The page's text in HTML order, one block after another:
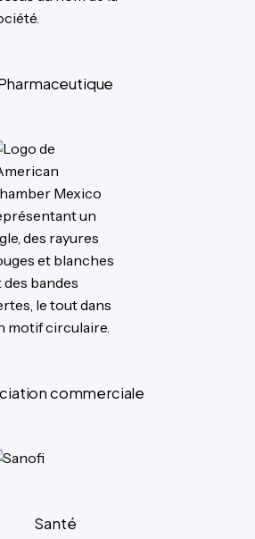
commerciale
Santé